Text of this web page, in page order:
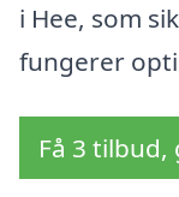
i Hee, som
fungerer
Få 3